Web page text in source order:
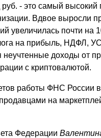
- это самый высокий
Вдвое выросли
увеличилась почти на
на прибыль, НДФЛ,
неучтенные доходы от
с криптовалютой.
работы ФНС России
на
Федерации